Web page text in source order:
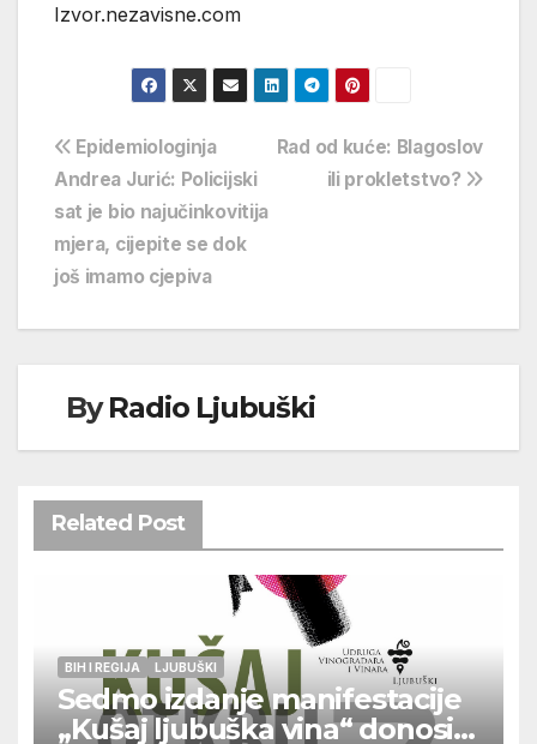
Izvor.nezavisne.com
Navigacija
objava
Rad od kuće: Blagoslov
ili prokletstvo?
Epidemiologinja
Andrea Jurić: Policijski
sat je bio najučinkovitija
mjera, cijepite se dok
još imamo cjepiva
ByRadio Ljubuški
Related Post
BIH I REGIJA LJUBUŠKI
Sedmo izdanje manifestacije
„Kušaj ljubuška vina“ donosi